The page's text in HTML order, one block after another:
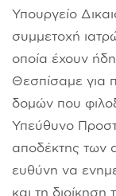
Υπουργείο
συμμετοχή
οποία έχουν ήδη
Θεσπίσαμε για
δομών που
Υπεύθυνο
αποδέκτης των
ευθύνη να
και τη